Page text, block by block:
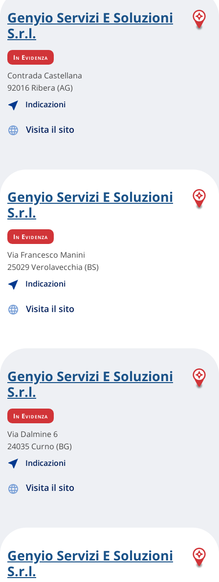
Genyio Servizi E Soluzioni
S.r.l.
In Evidenza
Contrada Castellana
92016 Ribera (AG)
Indicazioni
Visita il sito
Genyio Servizi E Soluzioni
S.r.l.
In Evidenza
Via Francesco Manini
25029 Verolavecchia (BS)
Indicazioni
Visita il sito
Genyio Servizi E Soluzioni
S.r.l.
In Evidenza
Via Dalmine 6
24035 Curno (BG)
Indicazioni
Visita il sito
Genyio Servizi E Soluzioni
S.r.l.